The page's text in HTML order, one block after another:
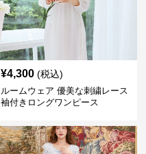
¥4,300 (税込)
ルームウェア 優美な刺繍レース
袖付きロングワンピース